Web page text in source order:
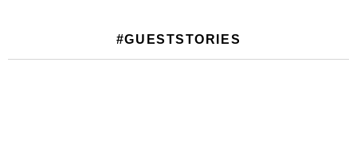
#GUESTSTORIES